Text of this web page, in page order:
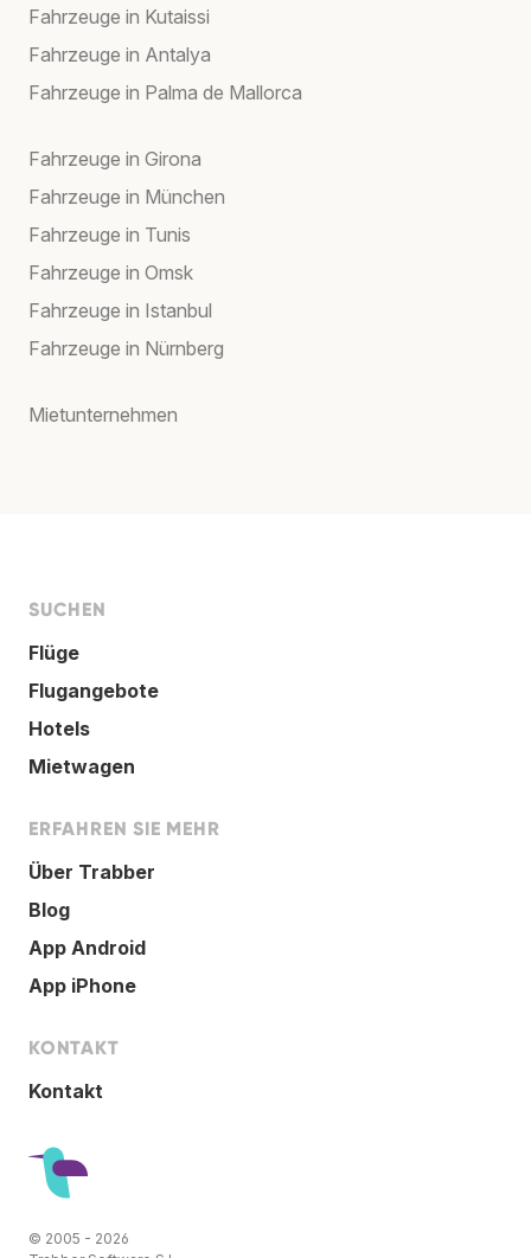
Fahrzeuge in Kutaissi
Fahrzeuge in Antalya
Fahrzeuge in Palma de Mallorca
Fahrzeuge in Girona
Fahrzeuge in München
Fahrzeuge in Tunis
Fahrzeuge in Omsk
Fahrzeuge in Istanbul
Fahrzeuge in Nürnberg
Mietunternehmen
SUCHEN
Flüge
Flugangebote
Hotels
Mietwagen
ERFAHREN SIE MEHR
Über Trabber
Blog
App Android
App iPhone
KONTAKT
Kontakt
© 2005 - 2026